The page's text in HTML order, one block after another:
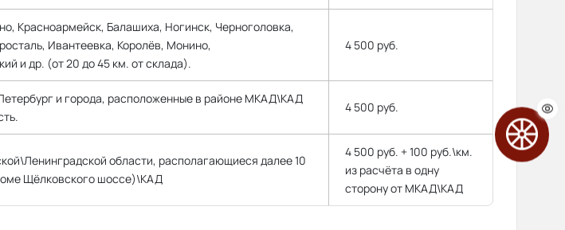
Красноармейск, Балашиха, Ногинск, Черноголовка,
Ивантеевка, Королёв, Монино,
и др. (от 20 до 45 км. от склада).
4 500 руб.
и города, расположенные в районе МКАД\КАД
4 500 руб.
области, располагающиеся далее 10
Щёлковского шоссе)\КАД
4 500 руб. + 100 руб.\км.
из расчёта в одну
сторону от МКАД\КАД